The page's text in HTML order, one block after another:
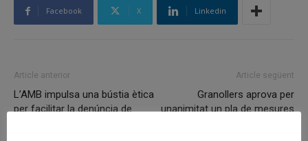
Facebook X Linkedin
Article anterior
L’AMB impulsa una bústia ètica
per facilitar la denúncia de
Article següent
Granollers aprova per
unanimitat un pla de mesures